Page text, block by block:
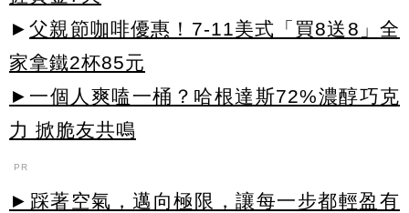
► 父親節咖啡優惠！7-11美式「買8送8」全
家拿鐵2杯85元
►一個人爽嗑一桶？哈根達斯72%濃醇巧克
力 掀脆友共鳴
PR
►踩著空氣，邁向極限，讓每一步都輕盈有